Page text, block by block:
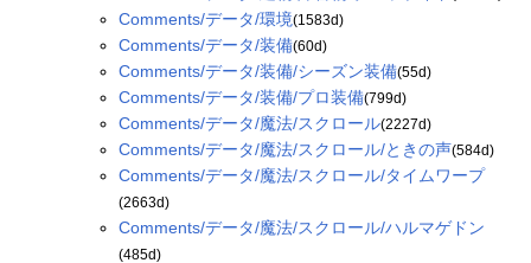
Comments/データ/環境(1583d)
Comments/データ/装備(60d)
Comments/データ/装備/シーズン装備(55d)
Comments/データ/装備/プロ装備(799d)
Comments/データ/魔法/スクロール(2227d)
Comments/データ/魔法/スクロール/ときの声(584d)
Comments/データ/魔法/スクロール/タイムワープ
(2663d)
Comments/データ/魔法/スクロール/ハルマゲドン
(485d)